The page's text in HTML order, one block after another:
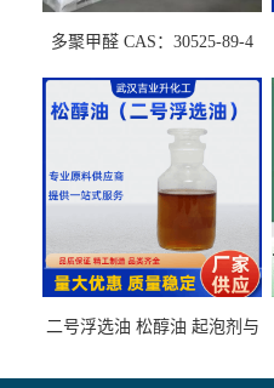
多聚甲醛 CAS：30525-89-4
二号浮选油 松醇油 起泡剂与